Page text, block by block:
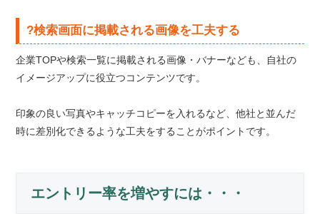
?検索画面に掲載される画像を工夫する
企業TOPや検索一覧に掲載される画像・バナーなども、自社の
イメージアップに役立つコンテンツです。
印象の良い写真やキャッチコピーを入れるなど、他社と並んだ
時に差別化できるような工夫をすることがポイントです。
エントリー率を増やすには・・・